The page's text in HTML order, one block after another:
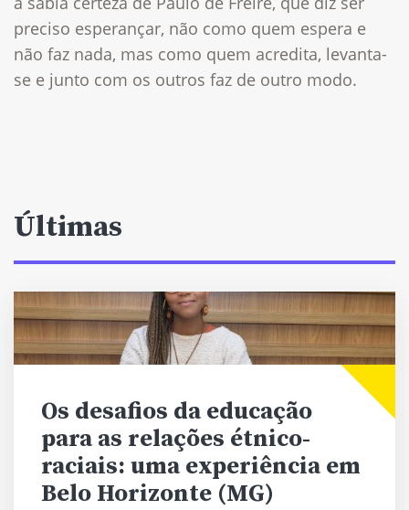
preciso esperançar, não como quem espera e
não faz nada, mas como quem acredita, levanta-
se e junto com os outros faz de outro modo.
Últimas
Os desafios da educação
para as relações étnico-
raciais: uma experiência em
Belo Horizonte (MG)